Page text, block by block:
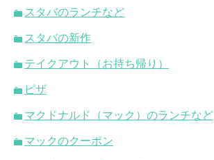
スタバのランチなど
スタバの新作
テイクアウト（お持ち帰り）
ピザ
マクドナルド（マック）のランチなど
マックのクーポン